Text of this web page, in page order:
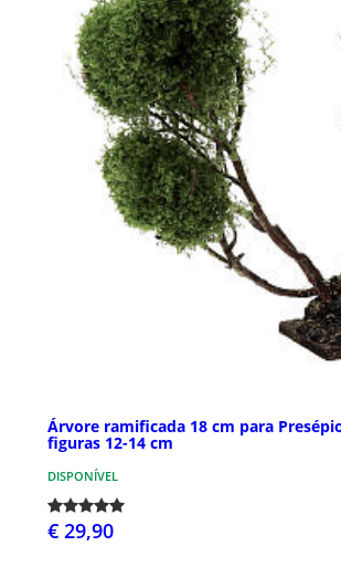
Árvore ramificada 18 cm para
figuras 12-14 cm
DISPONÍVEL
€ 29,90